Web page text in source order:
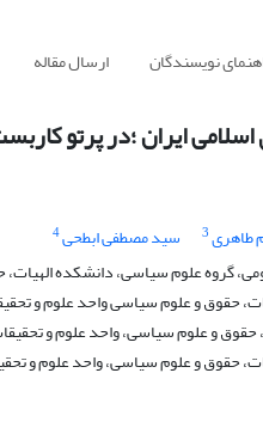
نویسندگان ارسال مقاله
ایران ؛در پرتو
طاهری3 سید مصطفی ابطحی4
علوم سیاسی، دانشکده الهیات،
حقوق و علوم سیاسی واحد علوم و
و علوم سیاسی، واحد علوم و
حقوق و علوم سیاسی، واحد علوم و